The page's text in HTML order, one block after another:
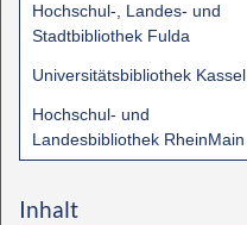
Hochschul-, Landes- und
Stadtbibliothek Fulda
Universitätsbibliothek Kassel
Hochschul- und
Landesbibliothek RheinMain
Inhalt